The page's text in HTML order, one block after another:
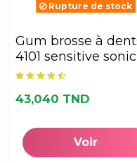
Rupture de stock
gum brosse à dents
4101 sensitive sonic
43,040 TND
Voir